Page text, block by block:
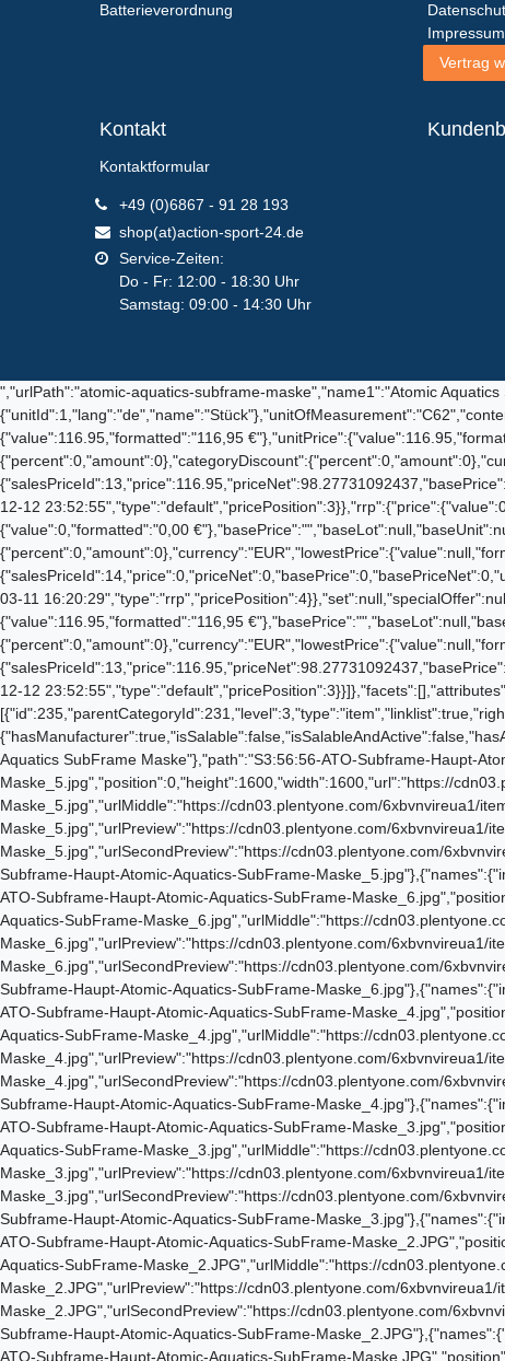
Batterieverordnung
Impressum
Vertrag
Kontakt
Kontaktformular
+49 (0)6867 - 91 28 193
shop(at)action-sport-24.de
Service-Zeiten:
Do - Fr: 12:00 - 18:30 Uhr
Samstag: 09:00 - 14:30 Uhr
","urlPath":"atomic-aquatics-subframe-maske","name1":"Atomic Aquatics SubFrame Maske","shortDescription":"","keywords":""},"unit":{"names":{"unitId":1,"lang":"de","name":"Stück"},"unitOfMeasurement":"C62","content":1},"tags":[],"hasOrderProperties":false,"hasRequiredOrderProperty":false,"prices":{"default":{"price":{"value":116.95,"formatted":"116,95 €"},"unitPrice":{"value":116.95,"formatted":"116,95 €"},"basePrice":"","baseLot":null,"baseUnit":null,"baseSinglePrice":null,"minimumOrderQuantity":1,"contactClassDiscount":{"percent":0,"amount":0},"categoryDiscount":{"percent":0,"amount":0},"currency":"EUR","lowestPrice":{"value":null,"formatted":""},"vat":{"id":0,"value":19},"isNet":false,"data":{"salesPriceId":13,"price":116.95,"priceNet":98.27731092437,"basePrice":116.95,"basePriceNet":98.27731092437,"unitPrice":116.95,"unitPriceNet":98.27731092437,"lowestPrice":null,"lowestPriceNet":null,"customerClassDiscountPercent":0,"customerClassDiscount":0,"customerClassDiscountNet":0,"categoryDiscountPercent":0,"categoryDiscount":0,"categoryDiscountNet":0,"vatId":0,"vatValue":19,"currency":"EUR","interval":"none","conversionFactor":1,"minimumOrderQuantity":"1.00","updatedAt":"2022-12-12 23:52:55","type":"default","pricePosition":3}},"rrp":{"price":{"value":0,"formatted":"0,00 €"},"unitPrice":{"value":0,"formatted":"0,00 €"},"basePrice":"","baseLot":null,"baseUnit":null,"baseSinglePrice":null,"minimumOrderQuantity":1,"contactClassDiscount":{"percent":0,"amount":0},"categoryDiscount":{"percent":0,"amount":0},"currency":"EUR","lowestPrice":{"value":null,"formatted":""},"vat":{"id":0,"value":19},"isNet":false,"data":{"salesPriceId":14,"price":0,"priceNet":0,"basePrice":0,"basePriceNet":0,"unitPrice":0,"unitPriceNet":0,"lowestPrice":null,"lowestPriceNet":null,"customerClassDiscountPercent":0,"customerClassDiscount":0,"customerClassDiscountNet":0,"categoryDiscountPercent":0,"categoryDiscount":0,"categoryDiscountNet":0,"vatId":0,"vatValue":19,"currency":"EUR","interval":"none","conversionFactor":1,"minimumOrderQuantity":"1.00","updatedAt":"2020-03-11 16:20:29","type":"rrp","pricePosition":4}},"set":null,"specialOffer":null,"graduatedPrices":[{"price":{"value":116.95,"formatted":"116,95 €"},"unitPrice":{"value":116.95,"formatted":"116,95 €"},"basePrice":"","baseLot":null,"baseUnit":null,"baseSinglePrice":null,"minimumOrderQuantity":1,"contactClassDiscount":{"percent":0,"amount":0},"categoryDiscount":{"percent":0,"amount":0},"currency":"EUR","lowestPrice":{"value":null,"formatted":""},"vat":{"id":0,"value":19},"isNet":false,"data":{"salesPriceId":13,"price":116.95,"priceNet":98.27731092437,"basePrice":116.95,"basePriceNet":98.27731092437,"unitPrice":116.95,"unitPriceNet":98.27731092437,"lowestPrice":null,"lowestPriceNet":null,"customerClassDiscountPercent":0,"customerClassDiscount":0,"customerClassDiscountNet":0,"categoryDiscountPercent":0,"categoryDiscount":0,"categoryDiscountNet":0,"vatId":0,"vatValue":19,"currency":"EUR","interval":"none","conversionFactor":1,"minimumOrderQuantity":"1.00","updatedAt":"2022-12-12 23:52:55","type":"default","pricePosition":3}}]},"facets":[],"attributes":[]},"id":1055}]},"variationCache":{"1055":{"documents":[{"data":{"defaultCategories":[{"id":235,"parentCategoryId":231,"level":3,"type":"item","linklist":true,"right":"all","sitemap":true,"updatedAt":"2016-07-14T10:38:36+02:00","manually":false,"plentyId":24001}],"filter":{"hasManufacturer":true,"isSalable":false,"isSalableAndActive":false,"hasActiveChildren":true},"images":{"all":[{"names":{"imageId":707,"lang":"de","name":"Atomic_Aquatics_SubFrame_Maske","alternate":"Atomic Aquatics SubFrame Maske"},"path":"S3:56:56-ATO-Subframe-Haupt-Atomic-Aquatics-SubFrame-Maske_5.jpg","position":0,"height":1600,"width":1600,"url":"https://cdn03.plentyone.com/6xbvnvireua1/item/images/56/full/56-ATO-Subframe-Haupt-Atomic-Aquatics-SubFrame-Maske_5.jpg","urlMiddle":"https://cdn03.plentyone.com/6xbvnvireua1/item/images/56/middle/56-ATO-Subframe-Haupt-Atomic-Aquatics-SubFrame-Maske_5.jpg","urlPreview":"https://cdn03.plentyone.com/6xbvnvireua1/item/images/56/preview/56-ATO-Subframe-Haupt-Atomic-Aquatics-SubFrame-Maske_5.jpg","urlSecondPreview":"https://cdn03.plentyone.com/6xbvnvireua1/item/images/56/secondPreview/56-ATO-Subframe-Haupt-Atomic-Aquatics-SubFrame-Maske_5.jpg","cleanImageName":"56-ATO-Subframe-Haupt-Atomic-Aquatics-SubFrame-Maske_5.jpg"},{"names":{"imageId":735,"lang":"de","name":"Atomic_Aquatics_SubFrame_Maske","alternate":"Atomic Aquatics SubFrame Maske"},"path":"S3:56:56-ATO-Subframe-Haupt-Atomic-Aquatics-SubFrame-Maske_6.jpg","position":1,"height":1600,"width":1600,"url":"https://cdn03.plentyone.com/6xbvnvireua1/item/images/56/full/56-ATO-Subframe-Haupt-Atomic-Aquatics-SubFrame-Maske_6.jpg","urlMiddle":"https://cdn03.plentyone.com/6xbvnvireua1/item/images/56/middle/56-ATO-Subframe-Haupt-Atomic-Aquatics-SubFrame-Maske_6.jpg","urlPreview":"https://cdn03.plentyone.com/6xbvnvireua1/item/images/56/preview/56-ATO-Subframe-Haupt-Atomic-Aquatics-SubFrame-Maske_6.jpg","urlSecondPreview":"https://cdn03.plentyone.com/6xbvnvireua1/item/images/56/secondPreview/56-